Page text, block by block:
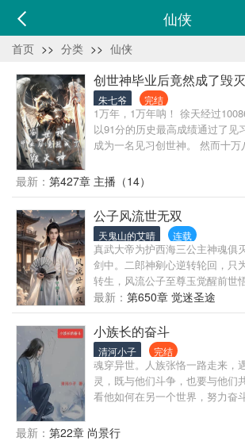
仙侠
首页 >> 分类 >> 仙侠
创世神毕业后竟然成了毁
朱七爷 完结
1万年，1万年呐！ 徐天经过
以91分的历史最高成绩通过了见
成为一名见习创世神。 然而十
个无法毕业的见习神灵？ 毁灭主
主神打了一个赌：只要希希丝能
必辛苦工作，可以过让她所向往
为成绩太差找不到师父，一个想
徒弟。 当见习创世神遇到了毁灭
能否实现？ 希希丝：徐天，我昨
了吗？ 徐天： (? _ ?)，不记得了
不教了！反正打赌我赢了！ 创
哦，工作就在那儿，要么教会徐
最新： 第427章 主播（14）
公子风流世无双
天鬼山的艾晴 连载
真武大帝为护西海三公主神魂俱
剑中。二郎神剜心逆转轮回，只
转生，风流公子至尊玉觉醒前世
烟雨下，誓守龙女一生无恙。倭
罗场，兄弟反目，天道不容。至
以凡躯扛神劫，逆命而行。红绸
水，杀神弑佛除倭亦不回头。这
全。
最新： 第650章 觉迷圣途
小族长的奋斗
清河小子 完结
魂穿异世。人族张恪一路走来，
灵，既与他们斗争，也要与他们
看他如何在另一个世界，努力奋
最新： 第22章 尚景行